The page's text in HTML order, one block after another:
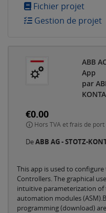
Fichier projet
Gestion de projet
ABB
App
par
€0.00
Hors TVA et frais de port
DeABB AG - STOTZ-
This app is used to configure
Controllers. The graphical
intuitive parameterization
automation modules
programming (download)